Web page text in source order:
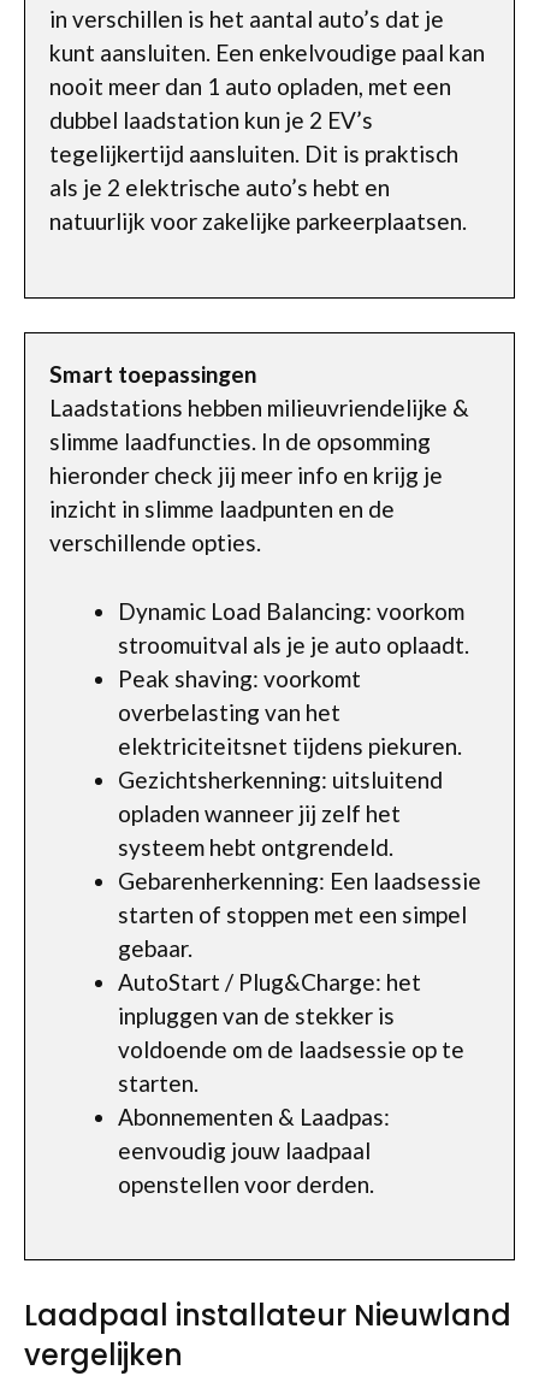
in verschillen is het aantal auto’s dat je
kunt aansluiten. Een enkelvoudige paal kan
nooit meer dan 1 auto opladen, met een
dubbel laadstation kun je 2 EV’s
tegelijkertijd aansluiten. Dit is praktisch
als je 2 elektrische auto’s hebt en
natuurlijk voor zakelijke parkeerplaatsen.
Smart toepassingen
Laadstations hebben milieuvriendelijke &
slimme laadfuncties. In de opsomming
hieronder check jij meer info en krijg je
inzicht in slimme laadpunten en de
verschillende opties.
Dynamic Load Balancing: voorkom
stroomuitval als je je auto oplaadt.
Peak shaving: voorkomt
overbelasting van het
elektriciteitsnet tijdens piekuren.
Gezichtsherkenning: uitsluitend
opladen wanneer jij zelf het
systeem hebt ontgrendeld.
Gebarenherkenning: Een laadsessie
starten of stoppen met een simpel
gebaar.
AutoStart / Plug&Charge: het
inpluggen van de stekker is
voldoende om de laadsessie op te
starten.
Abonnementen & Laadpas:
eenvoudig jouw laadpaal
openstellen voor derden.
Laadpaal installateur Nieuwland
vergelijken